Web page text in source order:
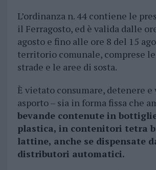
L’ordinanza n. 44 contiene le
il Ferragosto, ed è valida dalle
agosto e fino alle ore 8 del 15
territorio comunale, comprese
strade e le aree di sosta.
È vietato consumare, detenere e
asporto – sia in forma fissa che
bevande contenute in
plastica, in contenitori tetra
lattine, anche se dispensate
distributori automatici.